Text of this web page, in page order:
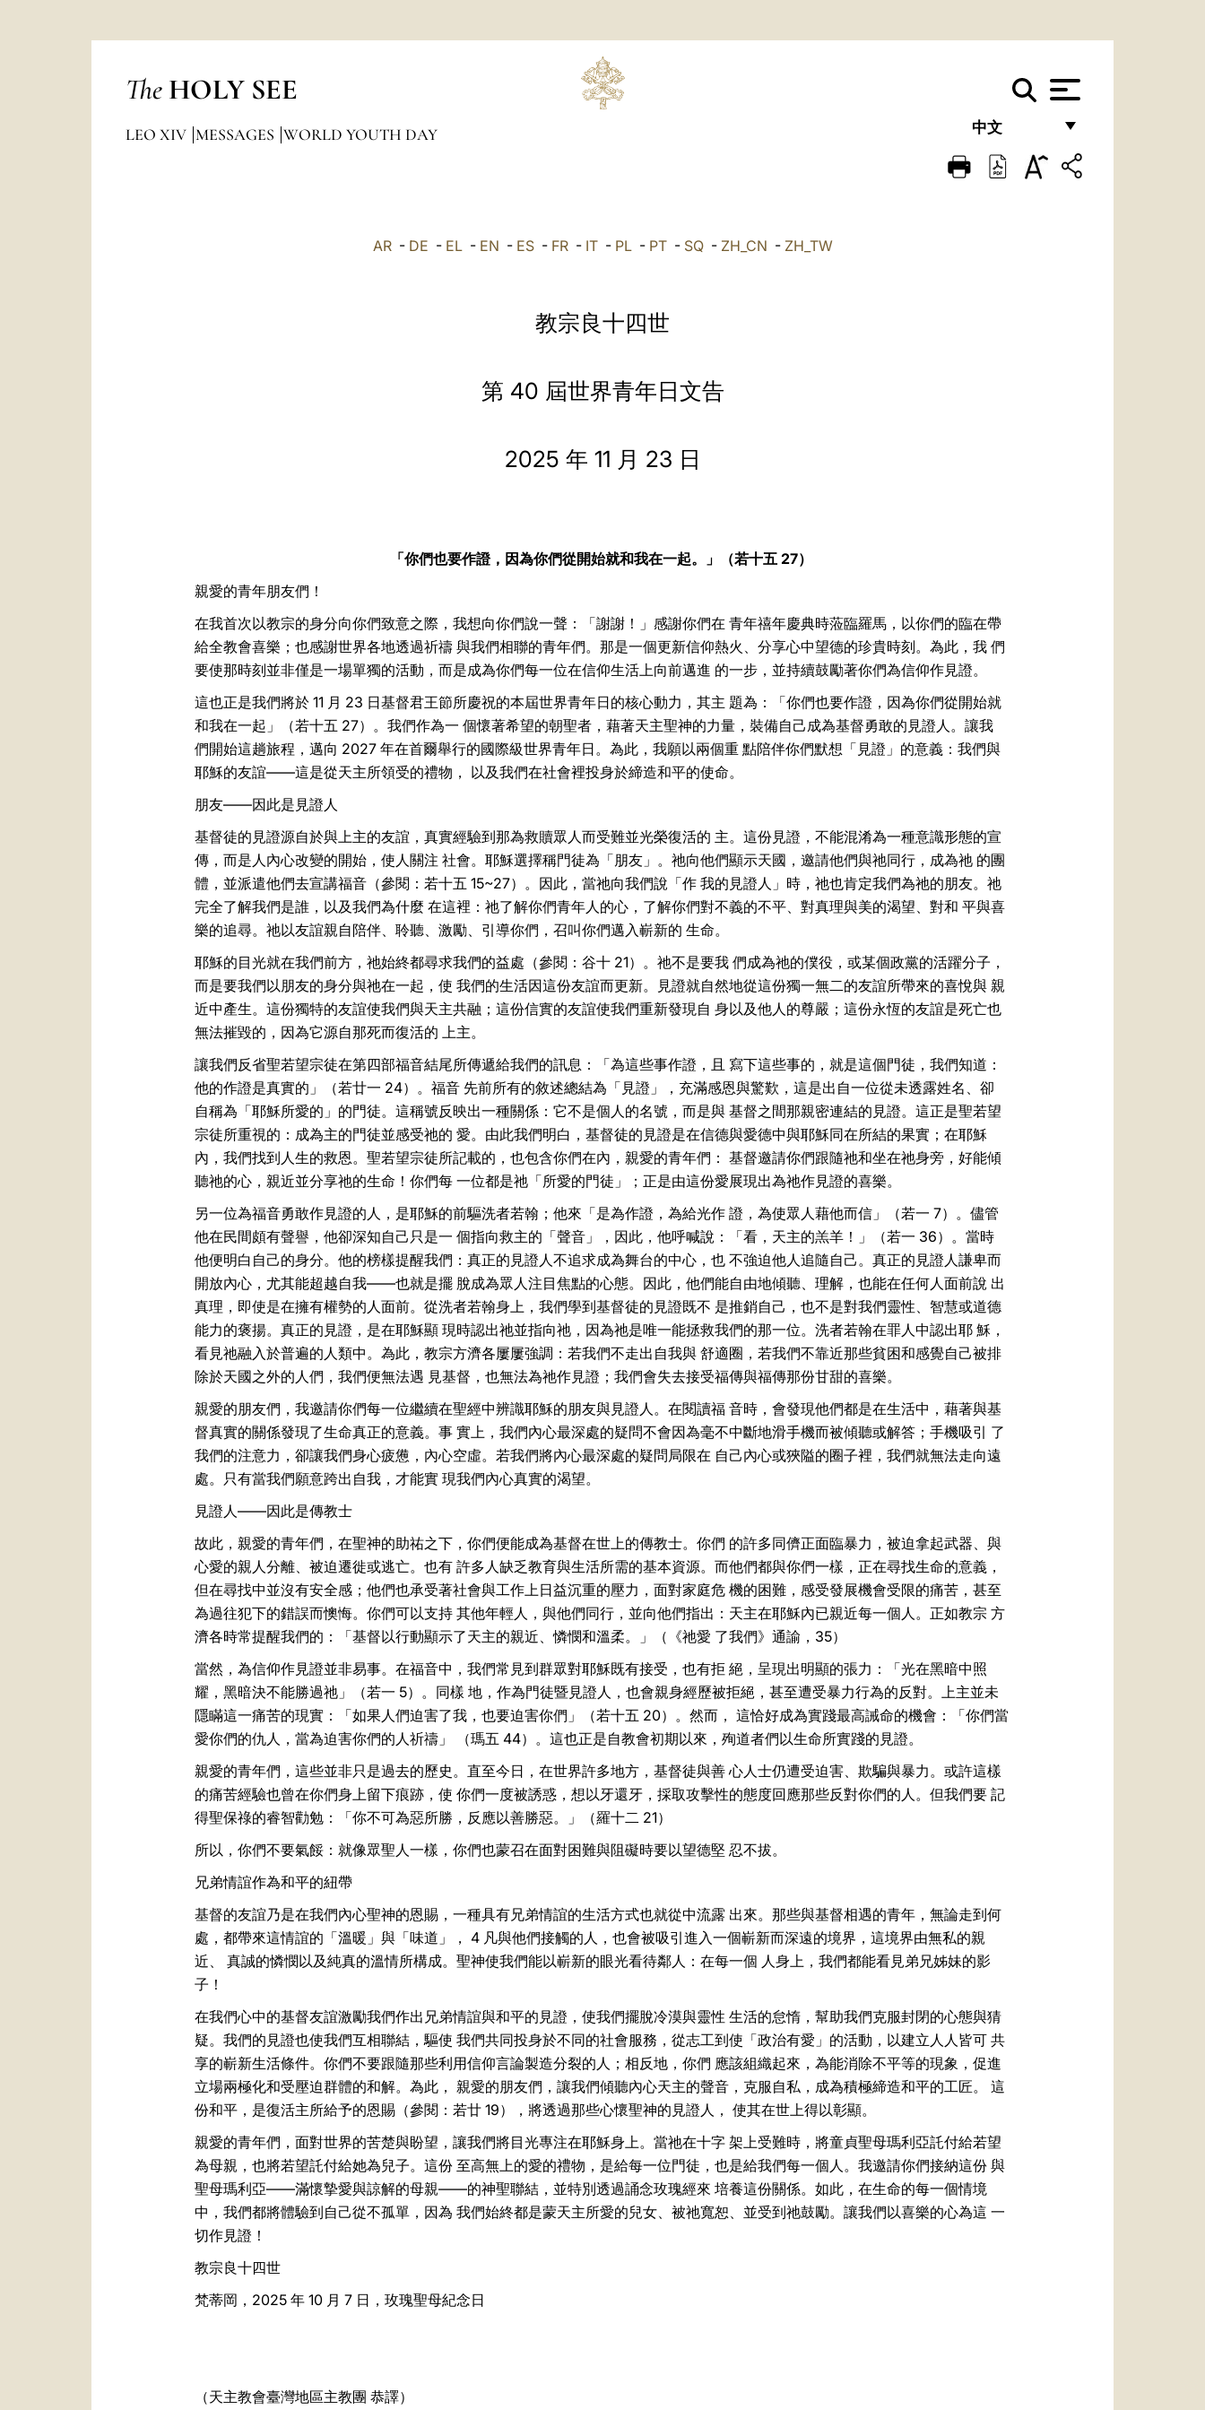
The HOLY SEE
中文
FRANÇAIS
LEO XIV MESSAGES WORLD YOUTH DAY
AR- DE - EL- EN - ES- FR- IT- PL- PT- SQ- ZH_CN - ZH_TW
教宗良十四世
第 40 屆世界青年日文告
2025 年 11 月 23 日
「你們也要作證，因為你們從開始就和我在一起。」（若十五 27）
親愛的青年朋友們！
在我首次以教宗的身分向你們致意之際，我想向你們說一聲：「謝謝！」感謝你們在 青年禧年慶典時蒞臨羅馬，以你們的臨在帶
給全教會喜樂；也感謝世界各地透過祈禱 與我們相聯的青年們。那是一個更新信仰熱火、分享心中望德的珍貴時刻。為此，我 們
要使那時刻並非僅是一場單獨的活動，而是成為你們每一位在信仰生活上向前邁進 的一步，並持續鼓勵著你們為信仰作見證。
這也正是我們將於 11 月 23 日基督君王節所慶祝的本屆世界青年日的核心動力，其主 題為：「你們也要作證，因為你們從開始就
和我在一起」（若十五 27）。我們作為一 個懷著希望的朝聖者，藉著天主聖神的力量，裝備自己成為基督勇敢的見證人。讓我
們開始這趟旅程，邁向 2027 年在首爾舉行的國際級世界青年日。為此，我願以兩個重 點陪伴你們默想「見證」的意義：我們與
耶穌的友誼——這是從天主所領受的禮物， 以及我們在社會裡投身於締造和平的使命。
朋友——因此是見證人
基督徒的見證源自於與上主的友誼，真實經驗到那為救贖眾人而受難並光榮復活的 主。這份見證，不能混淆為一種意識形態的宣
傳，而是人內心改變的開始，使人關注 社會。耶穌選擇稱門徒為「朋友」。祂向他們顯示天國，邀請他們與祂同行，成為祂 的團
體，並派遣他們去宣講福音（參閱：若十五 15~27）。因此，當祂向我們說「作 我的見證人」時，祂也肯定我們為祂的朋友。祂
完全了解我們是誰，以及我們為什麼 在這裡：祂了解你們青年人的心，了解你們對不義的不平、對真理與美的渴望、對和 平與喜
樂的追尋。祂以友誼親自陪伴、聆聽、激勵、引導你們，召叫你們邁入嶄新的 生命。
耶穌的目光就在我們前方，祂始終都尋求我們的益處（參閱：谷十 21）。祂不是要我 們成為祂的僕役，或某個政黨的活躍分子，
而是要我們以朋友的身分與祂在一起，使 我們的生活因這份友誼而更新。見證就自然地從這份獨一無二的友誼所帶來的喜悅與 親
近中產生。這份獨特的友誼使我們與天主共融；這份信實的友誼使我們重新發現自 身以及他人的尊嚴；這份永恆的友誼是死亡也
無法摧毀的，因為它源自那死而復活的 上主。
讓我們反省聖若望宗徒在第四部福音結尾所傳遞給我們的訊息：「為這些事作證，且 寫下這些事的，就是這個門徒，我們知道：
他的作證是真實的」（若廿一 24）。福音 先前所有的敘述總結為「見證」，充滿感恩與驚歎，這是出自一位從未透露姓名、卻
自稱為「耶穌所愛的」的門徒。這稱號反映出一種關係：它不是個人的名號，而是與 基督之間那親密連結的見證。這正是聖若望
宗徒所重視的：成為主的門徒並感受祂的 愛。由此我們明白，基督徒的見證是在信德與愛德中與耶穌同在所結的果實；在耶穌
內，我們找到人生的救恩。聖若望宗徒所記載的，也包含你們在內，親愛的青年們： 基督邀請你們跟隨祂和坐在祂身旁，好能傾
聽祂的心，親近並分享祂的生命！你們每 一位都是祂「所愛的門徒」；正是由這份愛展現出為祂作見證的喜樂。
另一位為福音勇敢作見證的人，是耶穌的前驅洗者若翰；他來「是為作證，為給光作 證，為使眾人藉他而信」（若一 7）。儘管
他在民間頗有聲譽，他卻深知自己只是一 個指向救主的「聲音」，因此，他呼喊說：「看，天主的羔羊！」（若一 36）。當時
他便明白自己的身分。他的榜樣提醒我們：真正的見證人不追求成為舞台的中心，也 不強迫他人追隨自己。真正的見證人謙卑而
開放內心，尤其能超越自我——也就是擺 脫成為眾人注目焦點的心態。因此，他們能自由地傾聽、理解，也能在任何人面前說 出
真理，即使是在擁有權勢的人面前。從洗者若翰身上，我們學到基督徒的見證既不 是推銷自己，也不是對我們靈性、智慧或道德
能力的褒揚。真正的見證，是在耶穌顯 現時認出祂並指向祂，因為祂是唯一能拯救我們的那一位。洗者若翰在罪人中認出耶 穌，
看見祂融入於普遍的人類中。為此，教宗方濟各屢屢強調：若我們不走出自我與 舒適圈，若我們不靠近那些貧困和感覺自己被排
除於天國之外的人們，我們便無法遇 見基督，也無法為祂作見證；我們會失去接受福傳與福傳那份甘甜的喜樂。
親愛的朋友們，我邀請你們每一位繼續在聖經中辨識耶穌的朋友與見證人。在閱讀福 音時，會發現他們都是在生活中，藉著與基
督真實的關係發現了生命真正的意義。事 實上，我們內心最深處的疑問不會因為毫不中斷地滑手機而被傾聽或解答；手機吸引 了
我們的注意力，卻讓我們身心疲憊，內心空虛。若我們將內心最深處的疑問局限在 自己內心或狹隘的圈子裡，我們就無法走向遠
處。只有當我們願意跨出自我，才能實 現我們內心真實的渴望。
見證人——因此是傳教士
故此，親愛的青年們，在聖神的助祐之下，你們便能成為基督在世上的傳教士。你們 的許多同儕正面臨暴力，被迫拿起武器、與
心愛的親人分離、被迫遷徙或逃亡。也有 許多人缺乏教育與生活所需的基本資源。而他們都與你們一樣，正在尋找生命的意義，
但在尋找中並沒有安全感；他們也承受著社會與工作上日益沉重的壓力，面對家庭危 機的困難，感受發展機會受限的痛苦，甚至
為過往犯下的錯誤而懊悔。你們可以支持 其他年輕人，與他們同行，並向他們指出：天主在耶穌內已親近每一個人。正如教宗 方
濟各時常提醒我們的：「基督以行動顯示了天主的親近、憐憫和溫柔。」（《祂愛 了我們》通諭，35）
當然，為信仰作見證並非易事。在福音中，我們常見到群眾對耶穌既有接受，也有拒 絕，呈現出明顯的張力：「光在黑暗中照
耀，黑暗決不能勝過祂」（若一 5）。同樣 地，作為門徒暨見證人，也會親身經歷被拒絕，甚至遭受暴力行為的反對。上主並未
隱瞞這一痛苦的現實：「如果人們迫害了我，也要迫害你們」（若十五 20）。然而， 這恰好成為實踐最高誡命的機會：「你們當
愛你們的仇人，當為迫害你們的人祈禱」 （瑪五 44）。這也正是自教會初期以來，殉道者們以生命所實踐的見證。
親愛的青年們，這些並非只是過去的歷史。直至今日，在世界許多地方，基督徒與善 心人士仍遭受迫害、欺騙與暴力。或許這樣
的痛苦經驗也曾在你們身上留下痕跡，使 你們一度被誘惑，想以牙還牙，採取攻擊性的態度回應那些反對你們的人。但我們要 記
得聖保祿的睿智勸勉：「你不可為惡所勝，反應以善勝惡。」（羅十二 21）
所以，你們不要氣餒：就像眾聖人一樣，你們也蒙召在面對困難與阻礙時要以望德堅 忍不拔。
兄弟情誼作為和平的紐帶
基督的友誼乃是在我們內心聖神的恩賜，一種具有兄弟情誼的生活方式也就從中流露 出來。那些與基督相遇的青年，無論走到何
處，都帶來這情誼的「溫暖」與「味道」， 4 凡與他們接觸的人，也會被吸引進入一個嶄新而深遠的境界，這境界由無私的親
近、 真誠的憐憫以及純真的溫情所構成。聖神使我們能以嶄新的眼光看待鄰人：在每一個 人身上，我們都能看見弟兄姊妹的影
子！
在我們心中的基督友誼激勵我們作出兄弟情誼與和平的見證，使我們擺脫冷漠與靈性 生活的怠惰，幫助我們克服封閉的心態與猜
疑。我們的見證也使我們互相聯結，驅使 我們共同投身於不同的社會服務，從志工到使「政治有愛」的活動，以建立人人皆可 共
享的嶄新生活條件。你們不要跟隨那些利用信仰言論製造分裂的人；相反地，你們 應該組織起來，為能消除不平等的現象，促進
立場兩極化和受壓迫群體的和解。為此， 親愛的朋友們，讓我們傾聽內心天主的聲音，克服自私，成為積極締造和平的工匠。 這
份和平，是復活主所給予的恩賜（參閱：若廿 19），將透過那些心懷聖神的見證人， 使其在世上得以彰顯。
親愛的青年們，面對世界的苦楚與盼望，讓我們將目光專注在耶穌身上。當祂在十字 架上受難時，將童貞聖母瑪利亞託付給若望
為母親，也將若望託付給她為兒子。這份 至高無上的愛的禮物，是給每一位門徒，也是給我們每一個人。我邀請你們接納這份 與
聖母瑪利亞——滿懷摯愛與諒解的母親——的神聖聯結，並特別透過誦念玫瑰經來 培養這份關係。如此，在生命的每一個情境
中，我們都將體驗到自己從不孤單，因為 我們始終都是蒙天主所愛的兒女、被祂寬恕、並受到祂鼓勵。讓我們以喜樂的心為這 一
切作見證！
教宗良十四世
梵蒂岡，2025 年 10 月 7 日，玫瑰聖母紀念日
（天主教會臺灣地區主教團 恭譯）